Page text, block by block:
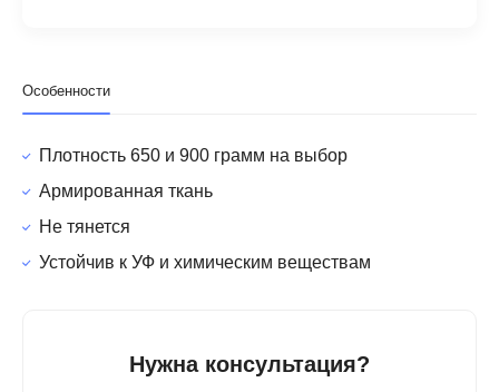
Особенности
Плотность 650 и 900 грамм на выбор
Армированная ткань
Не тянется
Устойчив к УФ и химическим веществам
Нужна консультация?